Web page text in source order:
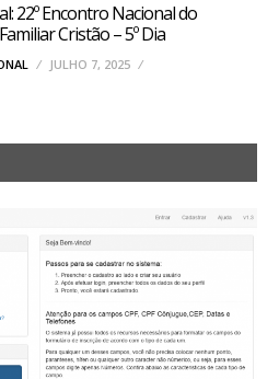
22º Encontro Nacional do
Cristão – 5º Dia
JULHO 7, 2025